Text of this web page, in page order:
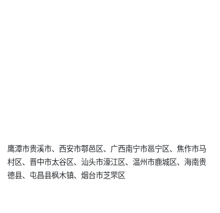
鹰潭市贵溪市、西安市鄠邑区、广西南宁市邕宁区、焦作市马
村区、晋中市太谷区、汕头市濠江区、温州市鹿城区、海南贵
德县、屯昌县枫木镇、烟台市芝罘区